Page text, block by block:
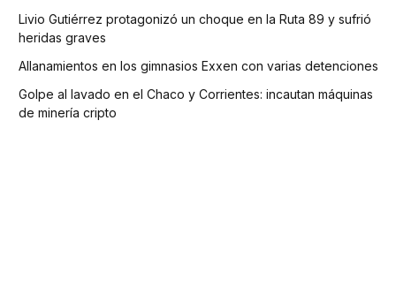
Livio Gutiérrez protagonizó un choque en la Ruta 89 y sufrió
heridas graves
Allanamientos en los gimnasios Exxen con varias detenciones
Golpe al lavado en el Chaco y Corrientes: incautan máquinas
de minería cripto